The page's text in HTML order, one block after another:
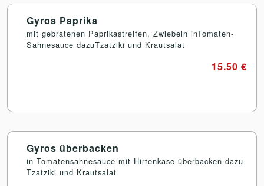
Gyros Paprika
mit gebratenen Paprikastreifen, Zwiebeln inTomaten-
Sahnesauce dazuTzatziki und Krautsalat
15.50 €
Gyros überbacken
in Tomatensahnesauce mit Hirtenkäse überbacken dazu
Tzatziki und Krautsalat